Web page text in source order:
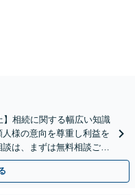
相続に関する幅広い知識
様の意向を尊重し利益を
は、まずは無料相談ご利
備】